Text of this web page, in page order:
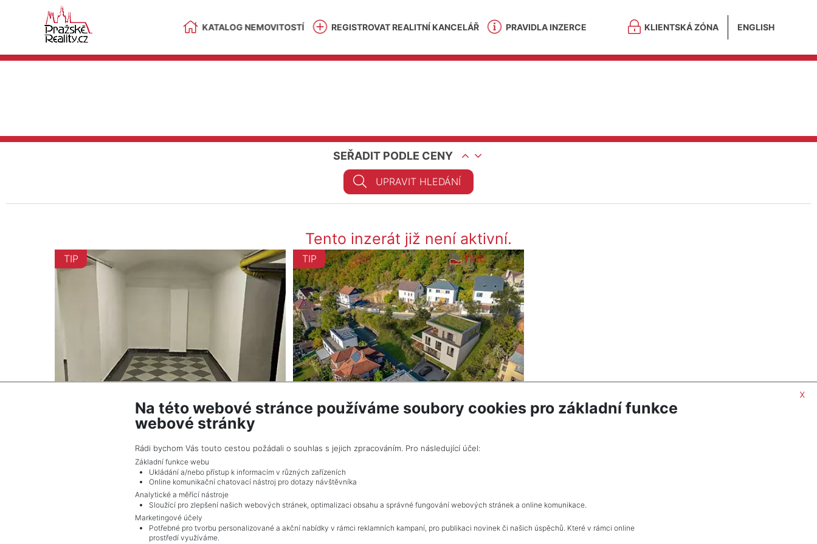
KATALOG NEMOVITOSTÍ REGISTROVAT REALITNÍ KANCELÁŘ PRAVIDLA INZERCE KLIENTSKÁ ZÓNA ENGLISH
SEŘADIT PODLE CENY
UPRAVIT HLEDÁNÍ
Tento inzerát již není aktivní.
TIP
Pronájem prostor / sklad / 108 m2
15 000 Kč (za měsíc) Cena + poplatky včetně
elektřiny a plynu 1.900 Kč + DPH
TIP
10 630 000 Kč (za nemovitost) Cena včetně
provize
x
Na této webové stránce používáme soubory cookies pro základní funkce
webové stránky
Rádi bychom Vás touto cestou požádali o souhlas s jejich zpracováním. Pro následující účel:
Základní funkce webu
Ukládání a/nebo přístup k informacím v různých zařízeních
Online komunikační chatovací nástroj pro dotazy návštěvníka
Analytické a měřící nástroje
Sloužící pro zlepšení našich webových stránek, optimalizaci obsahu a správné fungování webových stránek a online komunikace.
Marketingové účely
Potřebné pro tvorbu personalizované a akční nabídky v rámci reklamních kampaní, pro publikaci novinek či našich úspěchů. Které v rámci online
prostředí využíváme.